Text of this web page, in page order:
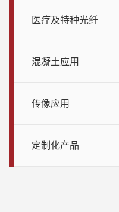
医疗及特种光纤
混凝土应用
传像应用
定制化产品